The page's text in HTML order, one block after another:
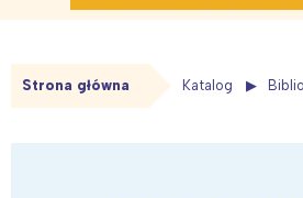
Strona główna Katalog